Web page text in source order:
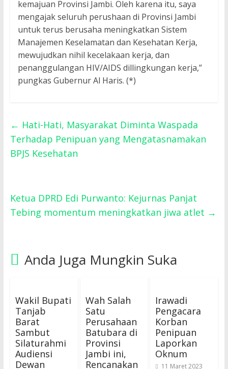
kemajuan Provinsi Jambi. Oleh karena itu, saya
mengajak seluruh perushaan di Provinsi Jambi
untuk terus berusaha meningkatkan Sistem
Manajemen Keselamatan dan Kesehatan Kerja,
mewujudkan nihil kecelakaan kerja, dan
penanggulangan HIV/AIDS dillingkungan kerja,”
pungkas Gubernur Al Haris. (*)
← Hati-Hati, Masyarakat Diminta Waspada
Terhadap Penipuan yang Mengatasnamakan
BPJS Kesehatan
Ketua DPRD Edi Purwanto: Kejurnas Panjat
Tebing momentum meningkatkan jiwa atlet →
Anda Juga Mungkin Suka
Wakil Bupati
Tanjab
Barat
Sambut
Silaturahmi
Audiensi
Dewan
Wah Salah
Satu
Perusahaan
Batubara di
Provinsi
Jambi ini,
Rencanakan
Irawadi
Pengacara
Korban
Penipuan
Laporkan
Oknum
11 Maret 2023